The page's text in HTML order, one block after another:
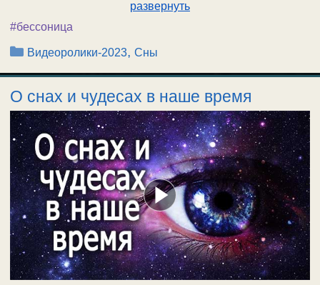
развернуть
#бессоница
Рубрики
Видеоролики-2023,Сны
О снах и чудесах в наше время